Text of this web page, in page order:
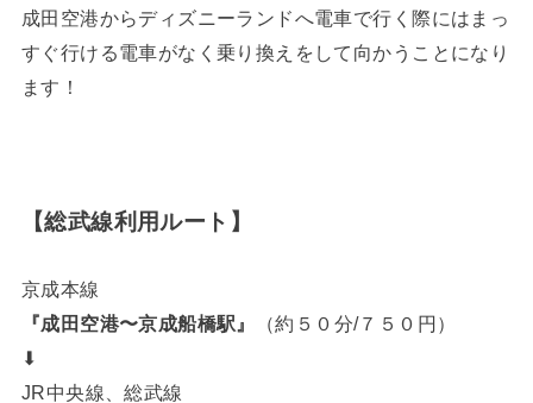
成田空港からディズニーランドへ電車で行く際にはまっ
すぐ行ける電車がなく乗り換えをして向かうことになり
ます！
【総武線利用ルート】
京成本線
『成田空港〜京成船橋駅』
（約５０分/７５０円）
⬇︎
JR中央線、総武線